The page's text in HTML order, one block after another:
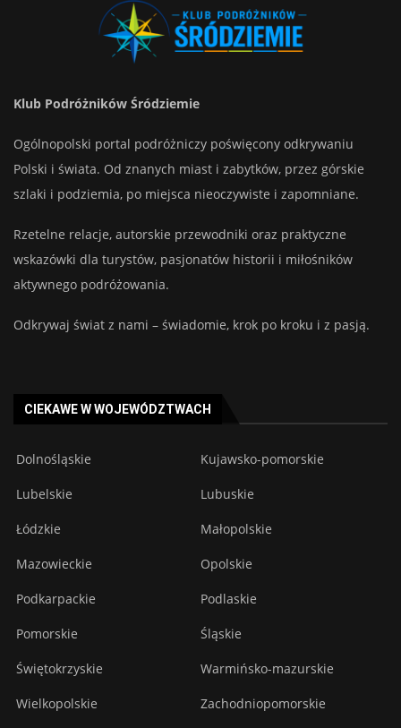
Klub Podróżników Śródziemie
Ogólnopolski portal podróżniczy poświęcony odkrywaniu
Polski i świata. Od znanych miast i zabytków, przez górskie
szlaki i podziemia, po miejsca nieoczywiste i zapomniane.
Rzetelne relacje, autorskie przewodniki oraz praktyczne
wskazówki dla turystów, pasjonatów historii i miłośników
aktywnego podróżowania.
Odkrywaj świat z nami – świadomie, krok po kroku i z pasją.
CIEKAWE W WOJEWÓDZTWACH
Dolnośląskie Kujawsko-pomorskie
Lubelskie Lubuskie
Łódzkie Małopolskie
Mazowieckie Opolskie
Podkarpackie Podlaskie
Pomorskie Śląskie
Świętokrzyskie Warmińsko-mazurskie
Wielkopolskie Zachodniopomorskie